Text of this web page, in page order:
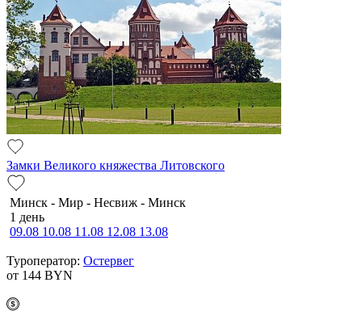
Замки Великого княжества Литовского
Минск - Мир - Несвиж - Минск
1 день
09.08 10.08 11.08 12.08 13.08
Туроператор: Остервег
от 144 BYN